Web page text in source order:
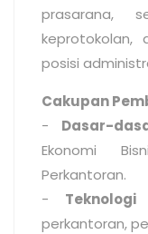
prasarana,
keprotokolan,
posisi
Cakupan
- Dasar-
Ekonomi
Perkantoran.
- Teknologi
perkantoran,